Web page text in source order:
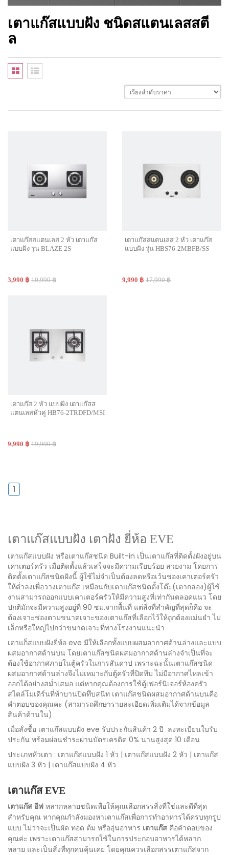
เตาแก๊สแบบฝัง ชนิดสแตนเลสสตี
ล
เตาแก๊สสแตนเลส 2 หัว เตาแก๊ส
แบบฝัง รุ่น BLAZE 2S
3,990 ฿ 10,990 ฿
เตาแก๊สสแตนเลส 2 หัว เตาแก๊ส
แบบฝัง รุ่น HBS76-2MBFB/SS
9,990 ฿ 17,990 ฿
เตาแก๊ส 2 หัว แบบฝัง เตาแก๊สส
แตนเลสหัวคู่ HB76-2TRDFD/MSI
9,990 ฿ 19,990 ฿
1
เตาแก๊สแบบฝัง เตาฝัง ยี่ห้อ EVE
เตาแก๊สแบบฝัง หรือเตาแก๊สชนิด Built-in เป็นเตาแก๊สที่ติดตั้งฝังอยู่บน
เคาเตอร์ครัว เมื่อติดตั้งแล้วเสร็จจะมีความเรียบร้อย สวยงาม โดยการ
ติดตั้งเตาแก๊สชนิดฝังนี้ ผู้ใช้ไม่จำเป็นต้องลดหรือเว้นช่องเคาเตอร์ครัว
ให้ต่ำลงเพื่อวางเตาแก๊ส เหมือนกับเตาแก๊สชนิดตั้งโต๊ะ(เตากล่อง)ผู้ใช้
งานสามารถออกแบบเคาเตอร์ครัวให้มีความสูงที่เท่ากันตลอดแนว โดย
ปกติมักจะมีความสูงอยู่ที่ 90 ซม.จากพื้นที่ แต่สิ่งที่สำคัญที่สุดก็คือ จะ
ต้องเจาะช่องตามขนาดเจาะของเตาแก๊สที่เลือกไว้ให้ถูกต้องแม่นยำ ไม่
เล็กหรือใหญ่ไปกว่าขนาดเจาะที่ทางโรงงานแนะนำ
เตาแก็สแบบฝังยี่ห้อ eve มีให้เลือกทั้งแบบผสมอากาศด้านล่างและแบบ
ผสมอากาศด้านบน โดยเตาแก๊สชนิดผสมอากาศด้านล่างจำเป็นที่จะ
ต้องใช้อากาศภายในตู้ครัวในการสันดาป เพราะฉะนั้นเตาแก๊สชนิด
ผสมอากาศด้านล่างจึงไม่เหมาะกับตู้ครัวที่ปิดทึบ ไม่มีอากาศไหลเข้า
ออกได้อย่างสม่ำเสมอ แต่หากคุณต้องการใช้ตู้เฟอร์นิเจอร์ห้องครัว
สไตล์โมเดิร์นที่ห้าบานปิดทึบสนิท เตาแก๊สชนิดผสมอากาศด้านบนคือ
คำตอบของคุณคะ (สามารถศึกษารายละเอียดเพิ่มเติมได้จากข้อมูล
สินค้าด้านใน)
เมื่อสั่งซื้อ เตาแก๊สแบบฝัง eve รับประกันสินค้า 2 ปี ลงทะเบียนใบรับ
ประกัน พร้อมผ่อนชำระผ่านบัตรเครดิต 0% นานสูงสุด 10 เดือน
ประเภทหัวเตา : เตาแก๊สแบบฝัง 1 หัว | เตาแก๊สแบบฝัง 2 หัว | เตาแก๊ส
แบบฝัง 3 หัว | เตาแก๊สแบบฝัง 4 หัว
เตาแก๊ส EVE
เตาแก๊ส อีฟ หลากหลายชนิดเพื่อให้คุณเลือกสรรสิ่งที่ใช่และดีที่สุด
สำหรับคุณ หากคุณกำลังมองหาเตาแก๊สเพื่อการทำอาหารได้ครบทุกรูป
แบบ ไม่ว่าจะเป็นผัด ทอด ต้ม หรืออุ่นอาหาร เตาแก๊ส คือคำตอบของ
คุณค่ะ เพราะเตาแก๊สสามารถใช้ในการประกอบอาหารได้หลาก
หลาย และเป็นสิ่งที่ทุกคนคุ้นเคย โดยคุณควรเลือกสรรเตาแก๊สจาก